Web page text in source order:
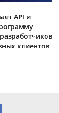
API и
клиентов